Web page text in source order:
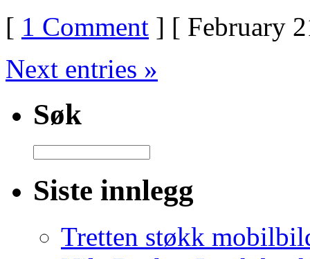
[ 1 Comment ] [ February
Next entries »
Søk
Siste innlegg
Tretten støkk